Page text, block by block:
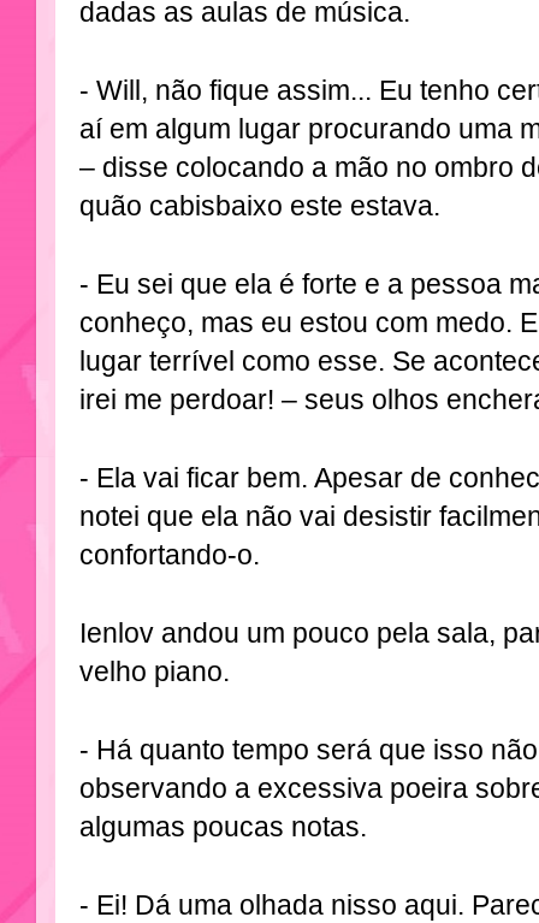
dadas as aulas de música.
- Will, não fique assim... Eu tenho
aí em algum lugar procurando uma
– disse colocando a mão no ombro
quão cabisbaixo este estava.
- Eu sei que ela é forte e a pessoa
conheço, mas eu estou com medo.
lugar terrível como esse. Se
irei me perdoar! – seus olhos
- Ela vai ficar bem. Apesar de
notei que ela não vai desistir
confortando-o.
Ienlov andou um pouco pela sala,
velho piano.
- Há quanto tempo será que isso
observando a excessiva poeira
algumas poucas notas.
- Ei! Dá uma olhada nisso aqui.